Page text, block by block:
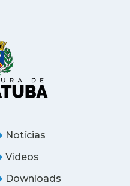
Notícias
Vídeos
Downloads